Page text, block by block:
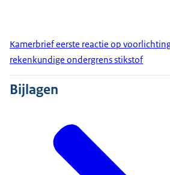
Kamerbrief eerste reactie op
rekenkundige ondergrens stikstof
Bijlagen